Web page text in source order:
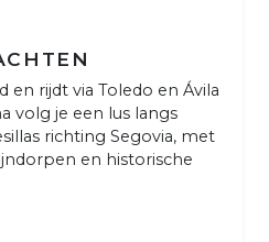
en rijdt via Toledo en Ávila
volg je een lus langs
richting Segovia, met
en historische